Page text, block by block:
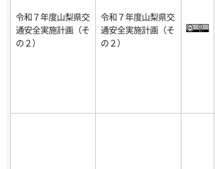
令和７年度山梨県交
通安全実施計画（そ
の２）
令和７年度山梨県交
通安全実施計画（そ
の２）